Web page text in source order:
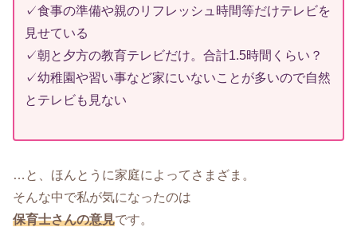
✓食事の準備や親のリフレッシュ時間等だけテレビを
見せている
✓朝と夕方の教育テレビだけ。合計1.5時間くらい？
✓幼稚園や習い事など家にいないことが多いので自然
とテレビも見ない
…と、ほんとうに家庭によってさまざま。
そんな中で私が気になったのは
保育士さんの意見です。